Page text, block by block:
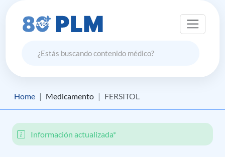
Home Medicamento FERSITOL
Información actualizada*